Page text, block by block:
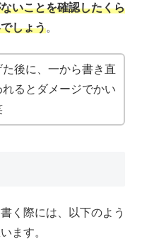
いことを確認したくら
しょう。
後に、一から書き直
るとダメージでかい
く際には、以下のよう
ます。